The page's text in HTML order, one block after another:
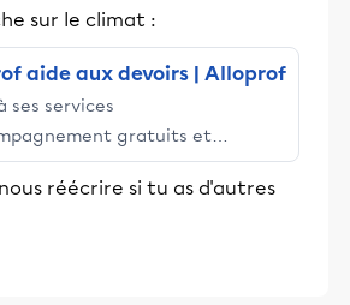
sur le climat :
aide aux devoirs | Alloprof
ses services
gratuits et
Alloprof engage les élèves
parents dans la réussite
réécrire si tu as d'autres